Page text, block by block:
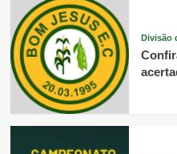
Divisão